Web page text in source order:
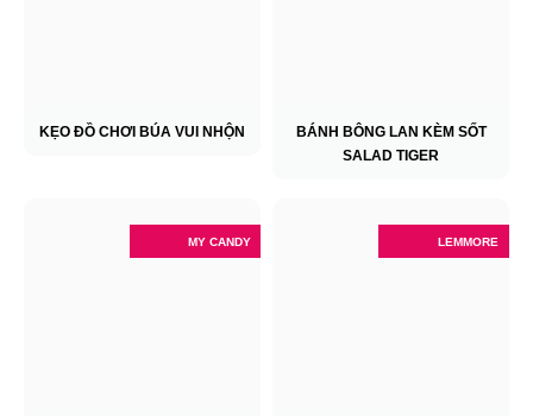
KẸO ĐỒ CHƠI BÚA VUI NHỘN
BÁNH BÔNG LAN KÈM SỐT
SALAD TIGER
MY CANDY LEMMORE